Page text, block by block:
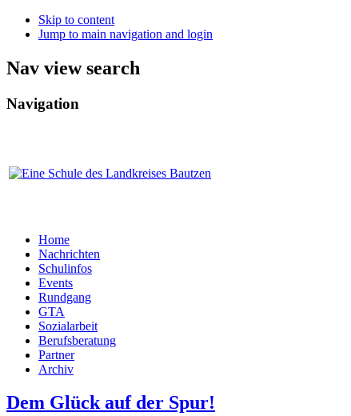
Skip to content
Jump to main navigation and login
Nav view search
Navigation
Home
Nachrichten
Schulinfos
Events
Rundgang
GTA
Sozialarbeit
Berufsberatung
Partner
Archiv
Dem Glück auf der Spur!